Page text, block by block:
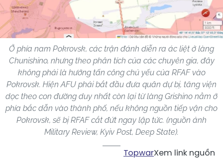
Ở phía nam Pokrovsk, các trận đánh diễn ra ác liệt ở làng
Chunishino, nhưng theo phân tích của các chuyên gia, đây
không phải là hướng tấn công chủ yếu của RFAF vào
Pokrovsk. Hiện AFU phải bắt đầu đưa quân dự bị, tăng viện
dọc theo con đường duy nhất còn lại từ làng Grishino nằm ở
phía bắc dẫn vào thành phố, nếu không nguồn tiếp vận cho
Pokrovsk, sẽ bị RFAF cắt đứt ngay lập tức. (nguồn ảnh
Military Review, Kyiv Post, Deep State).
TopwarXem link nguồn